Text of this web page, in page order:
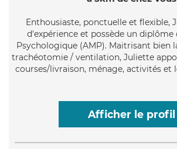
Enthousiaste, ponctuelle et flexible,
d'expérience et possède un diplôme
Psychologique (AMP). Maitrisant bien
trachéotomie / ventilation, Juliette
courses/livraison, ménage, activités et
Afficher le profil